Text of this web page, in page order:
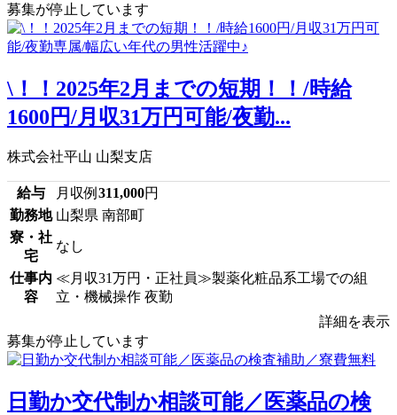
募集が停止しています
\！！2025年2月までの短期！！/時給
1600円/月収31万円可能/夜勤...
株式会社平山 山梨支店
給与 月収例 311,000円
勤務地 山梨県 南部町
寮・社
宅
なし
仕事内
容
≪月収31万円・正社員≫製薬化粧品系工場での組
立・機械操作 夜勤
詳細を表示
募集が停止しています
日勤か交代制か相談可能／医薬品の検